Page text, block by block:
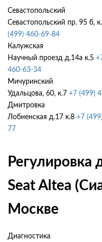
Севастопольский
Севастопольский пр. 95 б,
(499) 460-69-84
Калужская
Научный проезд д.14а к.5
460-63-34
Мичуринский
Удальцова, 60, к.7 +7 (499)
Дмитровка
Лобненская д.17 к.8 +7
77
Seat Altea
Москве
Диагностика